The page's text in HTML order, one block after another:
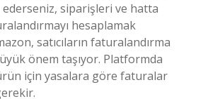
ederseniz, siparişleri ve hatta
hesaplamak
satıcıların faturalandırma
önem taşıyor. Platformda
için yasalara göre faturalar